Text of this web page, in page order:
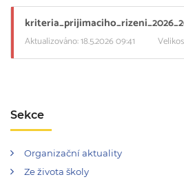
Aktualizováno: 18.5.2026 09:41
Sekce
Organizační aktuality
Ze života školy